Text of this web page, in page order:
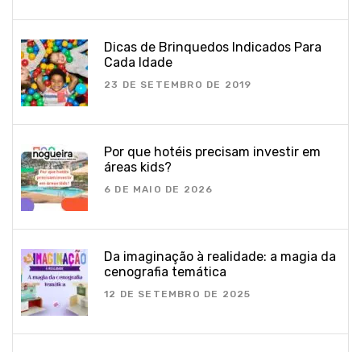
Dicas de Brinquedos Indicados Para
Cada Idade
23 DE SETEMBRO DE 2019
Por que hotéis precisam investir em
áreas kids?
6 DE MAIO DE 2026
Da imaginação à realidade: a magia da
cenografia temática
12 DE SETEMBRO DE 2025